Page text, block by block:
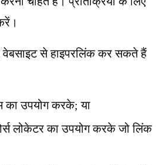
वेबसाइट से हाइपरलिंक कर सकते हैं
का उपयोग करके; या
लोकेटर का उपयोग करके जो लिंक